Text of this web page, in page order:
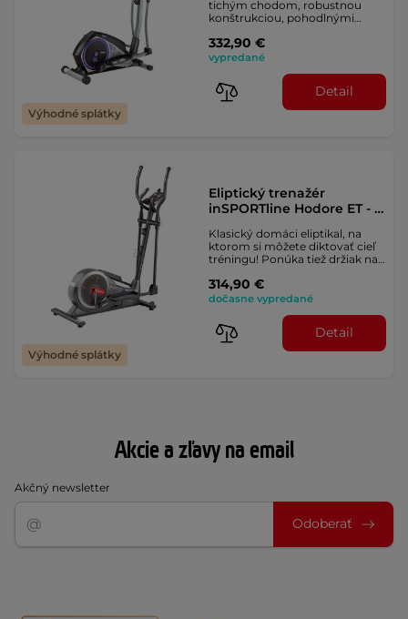
Akcie a zľavy na email
Akčný newsletter
Odoberať